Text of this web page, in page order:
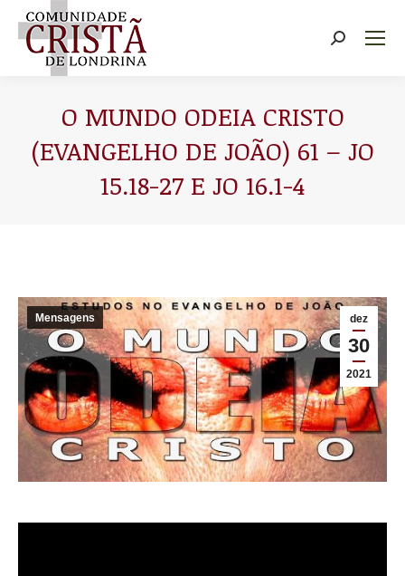
Buscar
O MUNDO ODEIA CRISTO
(EVANGELHO DE JOÃO) 61 – JO
15.18-27 E JO 16.1-4
dez
30
2021
Mensagens